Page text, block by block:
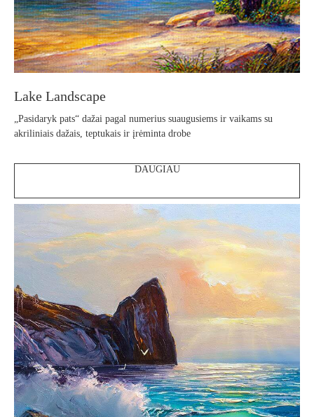
Lake Landscape
„Pasidaryk pats“ dažai pagal numerius suaugusiems ir vaikams su
akriliniais dažais, teptukais ir įrėminta drobe
DAUGIAU